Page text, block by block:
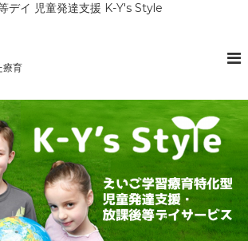
デイ 児童発達支援 K-Y's Style
療育